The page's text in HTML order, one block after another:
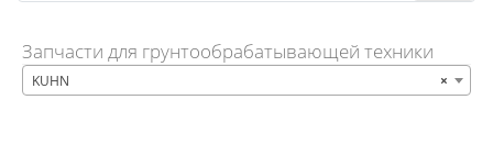
Запчасти для грунтообрабатывающей техники
×
KUHN